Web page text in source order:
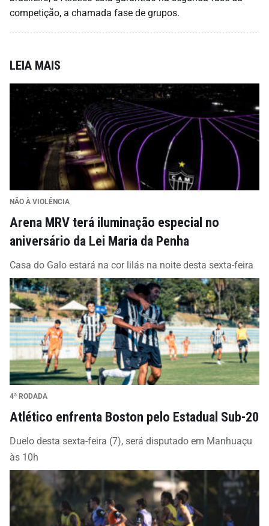
competição, a chamada fase de grupos.
LEIA MAIS
NÃO À VIOLÊNCIA
Arena MRV terá iluminação especial no
aniversário da Lei Maria da Penha
Casa do Galo estará na cor lilás na noite desta sexta-feira
4ª RODADA
Atlético enfrenta Boston pelo Estadual Sub-20
Duelo desta sexta-feira (7), será disputado em Manhuaçu
às 10h